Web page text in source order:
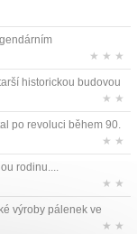
★ ★ ★
historickou budovou
★ ★
po revoluci během 90.
★ ★
rodinu....
★ ★
výroby pálenek ve
★ ★